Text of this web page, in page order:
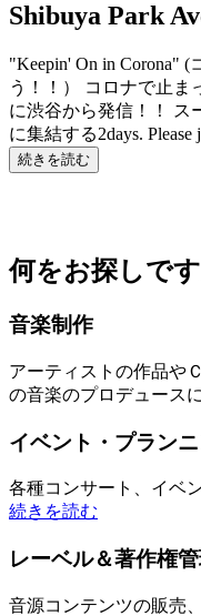
Shibuya Park
"Keepin' On in Corona"
う！！） コロナで止ま
に渋谷から発信！！ ス
に集結する2days. Please
続きを読む
何をお探しで
音楽制作
アーティストの作品や
の音楽のプロデュース
イベント・プラン
各種コンサート、イベ
続きを読む
レーベル＆著作権
音源コンテンツの販売